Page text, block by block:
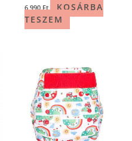
6 990 Ft
KOSÁRBA
TESZEM